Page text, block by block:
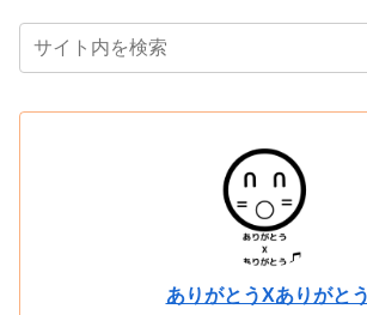
ありがとうXありがとう